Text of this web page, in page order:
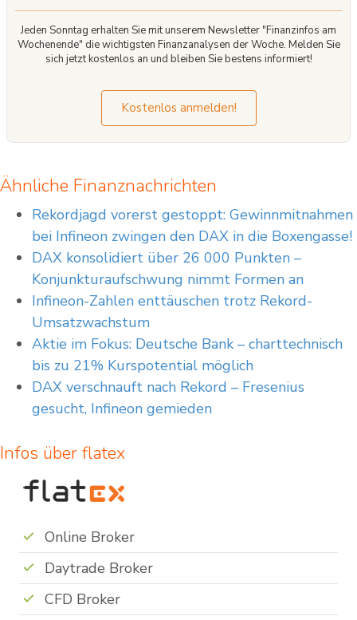
Jeden Sonntag erhalten Sie mit unserem Newsletter "Finanzinfos am
Wochenende" die wichtigsten Finanzanalysen der Woche. Melden Sie
sich jetzt kostenlos an und bleiben Sie bestens informiert!
Kostenlos anmelden!
Ähnliche Finanznachrichten
Rekordjagd vorerst gestoppt: Gewinnmitnahmen
bei Infineon zwingen den DAX in die Boxengasse!
DAX konsolidiert über 26 000 Punkten –
Konjunkturaufschwung nimmt Formen an
Infineon-Zahlen enttäuschen trotz Rekord-
Umsatzwachstum
Aktie im Fokus: Deutsche Bank – charttechnisch
bis zu 21% Kurspotential möglich
DAX verschnauft nach Rekord – Fresenius
gesucht, Infineon gemieden
Infos über flatex
Online Broker
Daytrade Broker
CFD Broker